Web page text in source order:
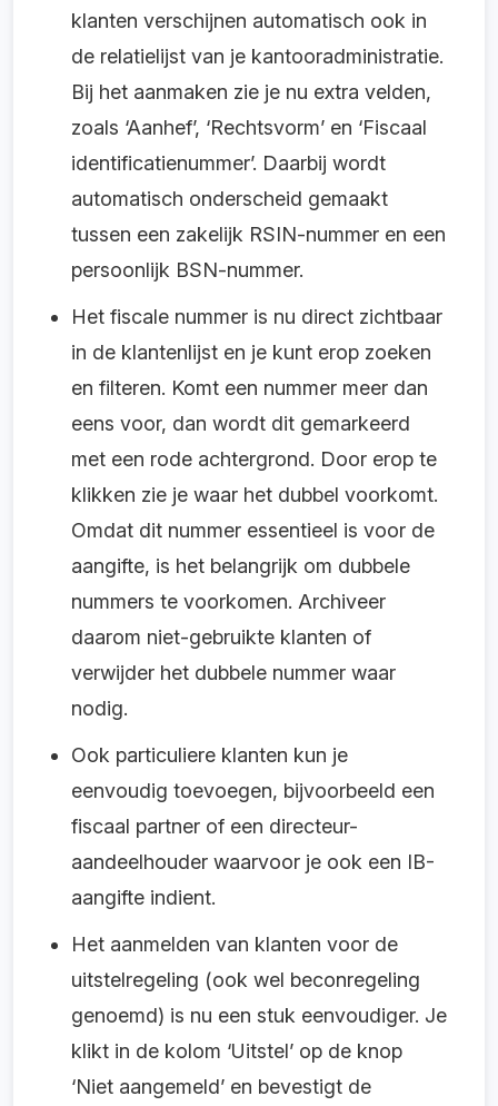
klanten verschijnen automatisch ook in
de relatielijst van je kantooradministratie.
Bij het aanmaken zie je nu extra velden,
zoals ‘Aanhef’, ‘Rechtsvorm’ en ‘Fiscaal
identificatienummer’. Daarbij wordt
automatisch onderscheid gemaakt
tussen een zakelijk RSIN-nummer en een
persoonlijk BSN-nummer.
Het fiscale nummer is nu direct zichtbaar
in de klantenlijst en je kunt erop zoeken
en filteren. Komt een nummer meer dan
eens voor, dan wordt dit gemarkeerd
met een rode achtergrond. Door erop te
klikken zie je waar het dubbel voorkomt.
Omdat dit nummer essentieel is voor de
aangifte, is het belangrijk om dubbele
nummers te voorkomen. Archiveer
daarom niet-gebruikte klanten of
verwijder het dubbele nummer waar
nodig.
Ook particuliere klanten kun je
eenvoudig toevoegen, bijvoorbeeld een
fiscaal partner of een directeur-
aandeelhouder waarvoor je ook een IB-
aangifte indient.
Het aanmelden van klanten voor de
uitstelregeling (ook wel beconregeling
genoemd) is nu een stuk eenvoudiger. Je
klikt in de kolom ‘Uitstel’ op de knop
‘Niet aangemeld’ en bevestigt de